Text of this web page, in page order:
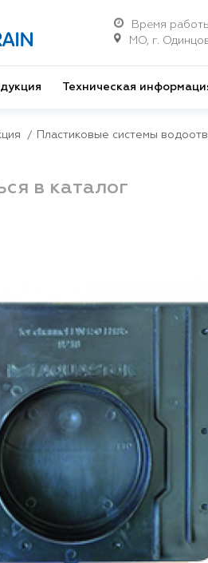
Время
МО, г.
Техническая
Пластиковые системы
в каталог